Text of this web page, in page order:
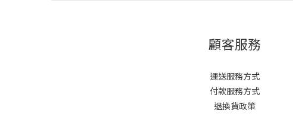
顧客服務
運送服務方式
付款服務方式
退換貨政策